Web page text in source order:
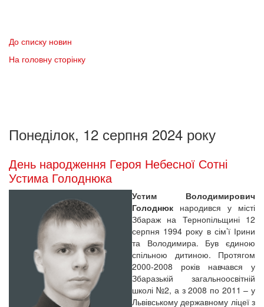
До списку новин
На головну сторінку
Понеділок, 12 серпня 2024 року
День народження Героя Небесної Сотні
Устима Голоднюка
Устим Володимирович
Голоднюк народився у місті
Збараж на Тернопільщині 12
серпня 1994 року в сім’ї Ірини
та Володимира. Був єдиною
спільною дитиною. Протягом
2000-2008 років навчався у
Збаразькій загальноосвітній
школі №2, а з 2008 по 2011 – у
Львівському державному ліцеї з